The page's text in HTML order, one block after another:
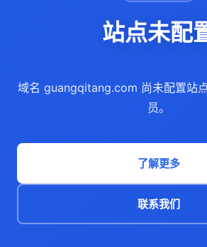
站点未配
域名 guangqitang.com 尚未配置站
员。
了解更多
联系我们